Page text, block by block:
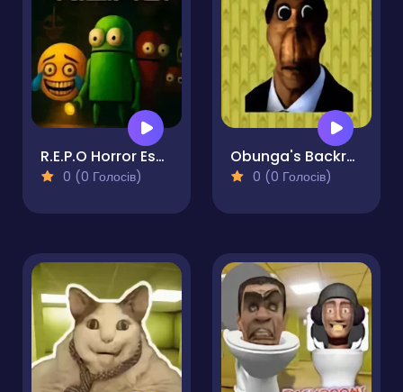
R.E.P.O Horror Escape
0 (0 Голосів)
Obunga's Backrooms
0 (0 Голосів)